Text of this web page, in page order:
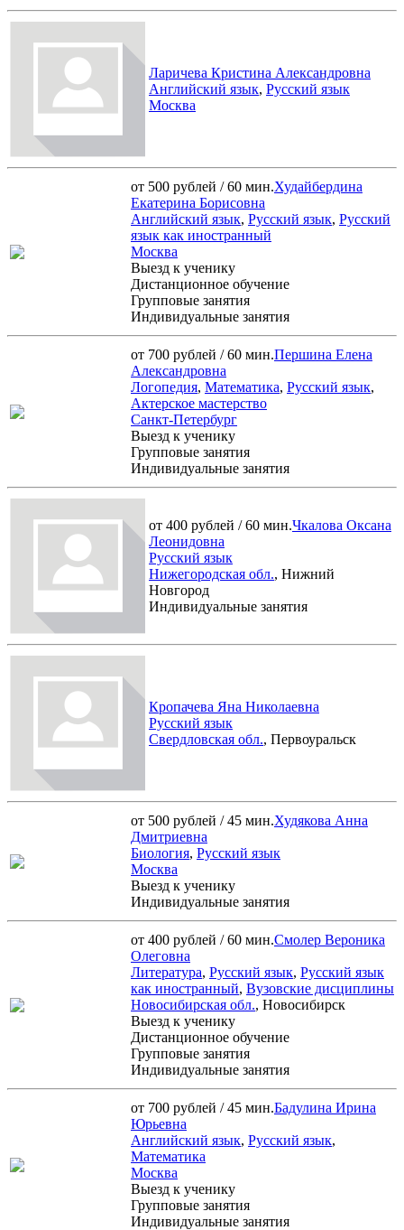
Ларичева Кристина Александровна
Английский язык, Русский язык
Москва
от 500 рублей / 60 мин.Худайбердина
Екатерина Борисовна
Английский язык, Русский язык, Русский
язык как иностранный
Москва
Выезд к ученику
Дистанционное обучение
Групповые занятия
Индивидуальные занятия
от 700 рублей / 60 мин.Першина Елена
Александровна
Логопедия, Математика, Русский язык,
Актерское мастерство
Санкт-Петербург
Выезд к ученику
Групповые занятия
Индивидуальные занятия
от 400 рублей / 60 мин.Чкалова Оксана
Леонидовна
Русский язык
Нижегородская обл., Нижний
Новгород
Индивидуальные занятия
Кропачева Яна Николаевна
Русский язык
Свердловская обл., Первоуральск
от 500 рублей / 45 мин.Худякова Анна
Дмитриевна
Биология, Русский язык
Москва
Выезд к ученику
Индивидуальные занятия
от 400 рублей / 60 мин.Смолер Вероника
Олеговна
Литература, Русский язык, Русский язык
как иностранный, Вузовские дисциплины
Новосибирская обл., Новосибирск
Выезд к ученику
Дистанционное обучение
Групповые занятия
Индивидуальные занятия
от 700 рублей / 45 мин.Бадулина Ирина
Юрьевна
Английский язык, Русский язык,
Математика
Москва
Выезд к ученику
Групповые занятия
Индивидуальные занятия